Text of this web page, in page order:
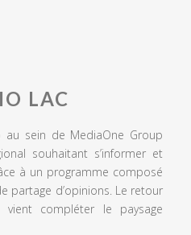
LAC
sein de MediaOne Group
souhaitant s’informer et
à un programme composé
partage d’opinions. Le retour
compléter le paysage